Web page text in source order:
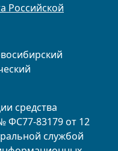
средства
ФС77-83179 от 12
службой
Российской